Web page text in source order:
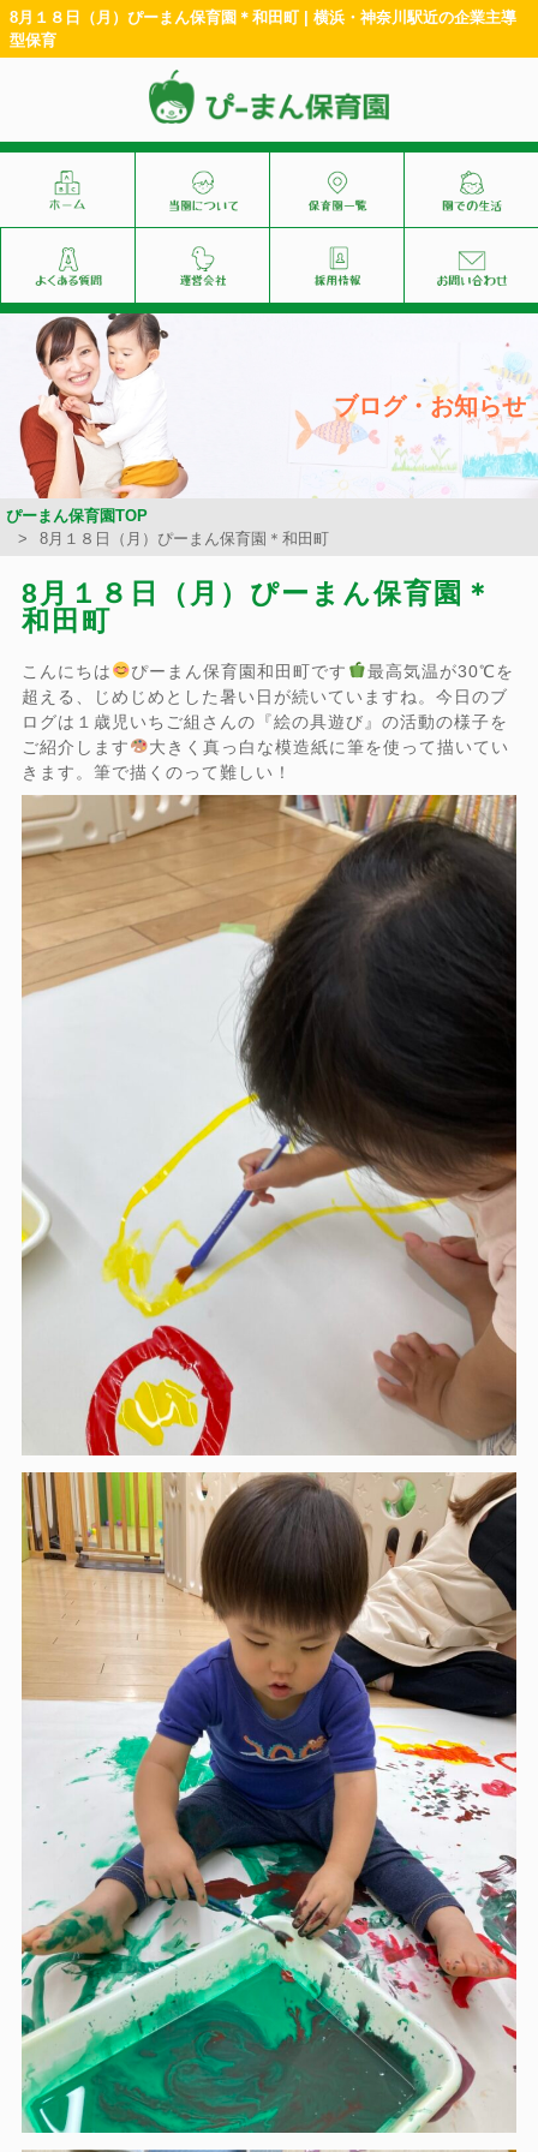
8月１８日（月）ぴーまん保育園＊和田町 | 横浜・神奈川駅近の企業主導
型保育
ブログ・お知らせ
ぴーまん保育園TOP
8月１８日（月）ぴーまん保育園＊和田町
8月１８日（月）ぴーまん保育園＊
和田町
こんにちは ぴーまん保育園和田町です
最高気温が30℃を
超える、じめじめとした暑い日が続いていますね。今日のブ
ログは１歳児いちご組さんの『絵の具遊び』の活動の様子を
ご紹介します
大きく真っ白な模造紙に筆を使って描いてい
きます。筆で描くのって難しい！